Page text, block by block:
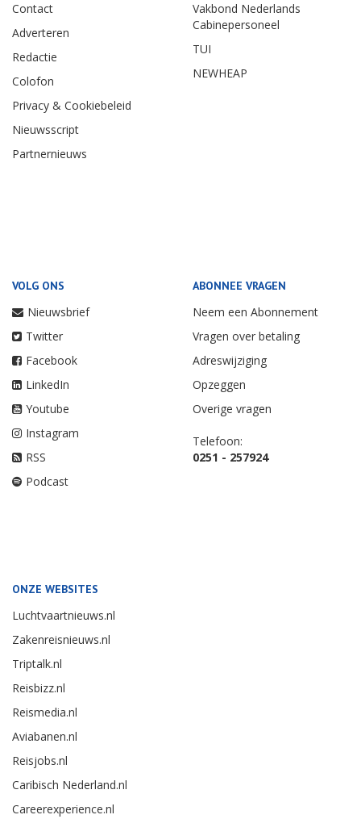
Contact
Adverteren
Redactie
Colofon
Privacy & Cookiebeleid
Nieuwsscript
Partnernieuws
Vakbond Nederlands
Cabinepersoneel
TUI
NEWHEAP
VOLG ONS
Nieuwsbrief
Twitter
Facebook
LinkedIn
Youtube
Instagram
RSS
Podcast
ABONNEE VRAGEN
Neem een Abonnement
Vragen over betaling
Adreswijziging
Opzeggen
Overige vragen
Telefoon:
0251 - 257924
ONZE WEBSITES
Luchtvaartnieuws.nl
Zakenreisnieuws.nl
Triptalk.nl
Reisbizz.nl
Reismedia.nl
Aviabanen.nl
Reisjobs.nl
Caribisch Nederland.nl
Careerexperience.nl